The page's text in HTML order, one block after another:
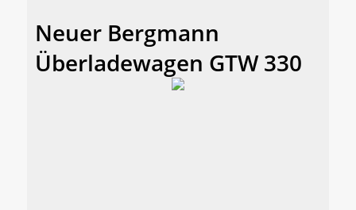
Neuer Bergmann
Überladewagen GTW 330